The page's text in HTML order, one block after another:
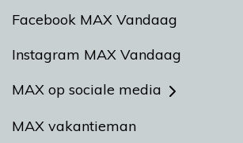
Facebook MAX Vandaag
Instagram MAX Vandaag
MAX op sociale media
MAX vakantieman